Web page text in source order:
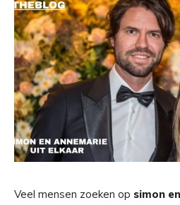
Veel mensen zoeken op simon